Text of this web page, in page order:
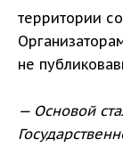
территории
не
— Основой